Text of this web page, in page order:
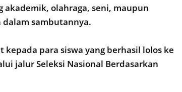
akademik, olahraga, seni, maupun
dalam sambutannya.
kepada para siswa yang berhasil lolos ke
jalur Seleksi Nasional Berdasarkan